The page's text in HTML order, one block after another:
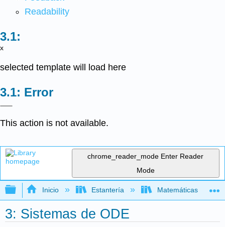
Readability
x
selected template will load here
Error
This action is not available.
chrome_reader_mode Enter Reader
Mode
Expandir/contraer jerarquía global
Inicio Estantería Matemáticas
3: Sistemas de ODE